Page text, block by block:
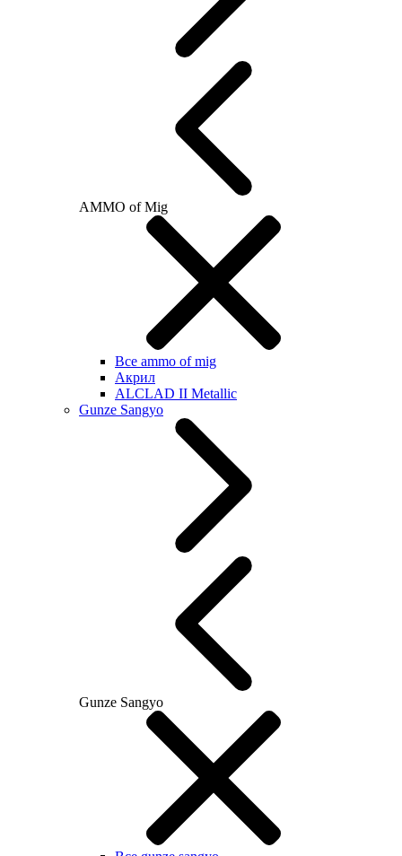
AMMO of Mig
Все ammo of mig
Акрил
ALCLAD II Metallic
Gunze Sangyo
Gunze Sangyo